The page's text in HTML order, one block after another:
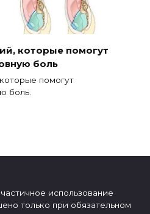
которые помогут
боль
помогут
боль.
использование
только при обязательном